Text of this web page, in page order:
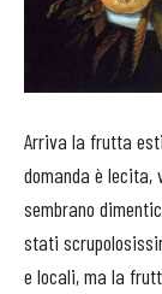
Arriva la frutta
domanda è lecita,
sembrano
stati
e locali, ma la